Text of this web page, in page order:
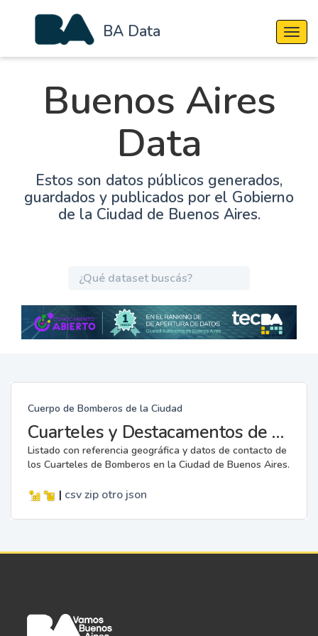
BA Data
Buenos Aires
Data
Estos son datos públicos generados,
guardados y publicados por el Gobierno
de la Ciudad de Buenos Aires.
Cuerpo de Bomberos de la Ciudad
Cuarteles y Destacamentos de Bomberos
Listado con referencia geográfica y datos de contacto de
los Cuarteles de Bomberos en la Ciudad de Buenos Aires.
| csv zip otro json